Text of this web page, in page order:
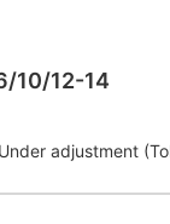
10/12-14
adjustment